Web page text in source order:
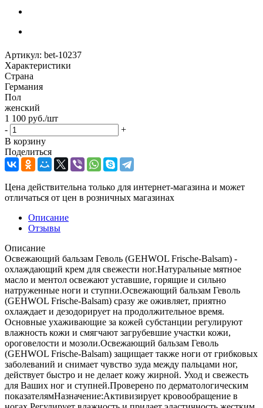
Артикул: bet-10237
Характеристики
Страна
Германия
Пол
женский
1 100 руб./шт
-
+
В корзину
Поделиться
Цена действительна только для интернет-магазина и может
отличаться от цен в розничных магазинах
Описание
Отзывы
Описание
Освежающий бальзам Геволь (GEHWOL Frische-Balsam) -
охлаждающий крем для свежести ног.Натуральные мятное
масло и ментол освежают уставшие, горящие и сильно
натруженные ноги и ступни.Освежающий бальзам Геволь
(GEHWOL Frische-Balsam) сразу же оживляет, приятно
охлаждает и дезодорирует на продолжительное время.
Основные ухаживающие за кожей субстанции регулируют
влажность кожи и смягчают загрубевшие участки кожи,
ороговелости и мозоли.Освежающий бальзам Геволь
(GEHWOL Frische-Balsam) защищает также ноги от грибковых
заболеваний и снимает чувство зуда между пальцами ног,
действует быстро и не делает кожу жирной. Уход и свежесть
для Ваших ног и ступней.Проверено по дерматологическим
показателямНазначение:Активизирует кровообращение в